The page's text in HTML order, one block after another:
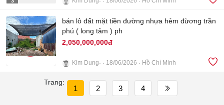
bán lô đất mặt tiền đường nhựa hẻm đừơng trần
phú ( long tâm ) ph
2,050,000,000đ
Kim Dung 18/06/2026 Hồ Chí Minh
Trang:
1 2 3 4